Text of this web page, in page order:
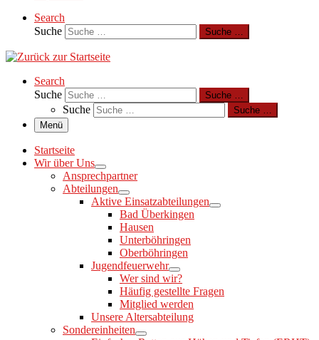
Search
Suche
Suche …
Search
Suche
Suche …
Suche
Suche …
Menü
Startseite
Wir über Uns
Ansprechpartner
Abteilungen
Aktive Einsatzabteilungen
Bad Überkingen
Hausen
Unterböhringen
Oberböhringen
Jugendfeuerwehr
Wer sind wir?
Häufig gestellte Fragen
Mitglied werden
Unsere Altersabteilung
Sondereinheiten